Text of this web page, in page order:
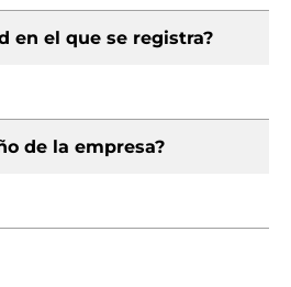
en el que se registra?
de la empresa?